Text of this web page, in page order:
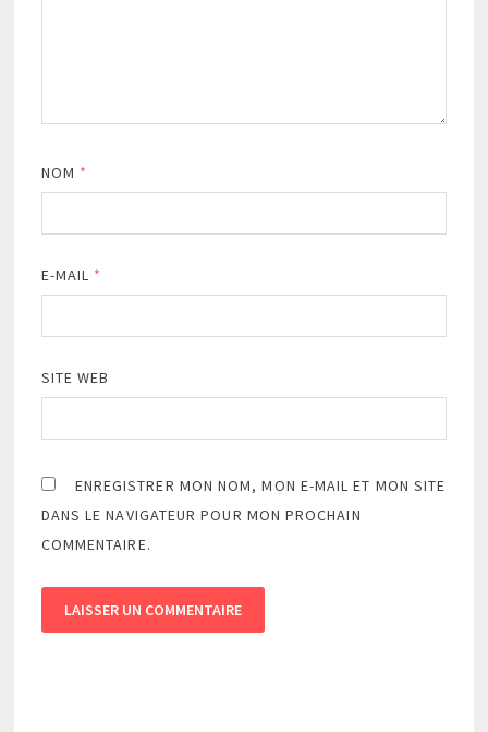
NOM *
E-MAIL *
SITE WEB
ENREGISTRER MON NOM, MON E-MAIL ET MON SITE
DANS LE NAVIGATEUR POUR MON PROCHAIN
COMMENTAIRE.